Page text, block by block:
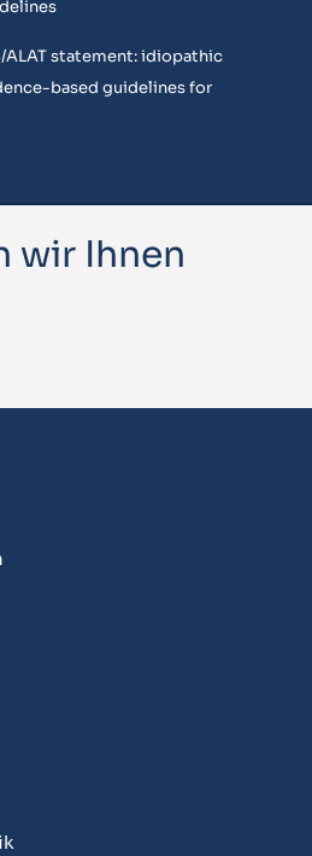
ALAT statement: idiopathic
based guidelines for
wir Ihnen